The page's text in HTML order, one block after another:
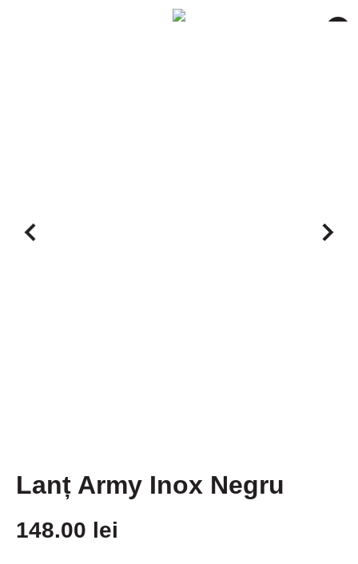
Lanț Army Inox Negru
148.00 lei